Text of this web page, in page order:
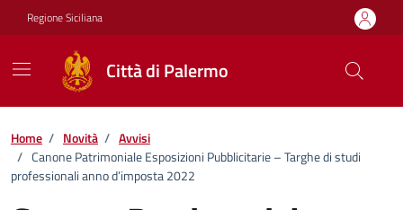
Vai ai contenuti
Vai al footer
Regione Siciliana
Città di Palermo
Home / Novità / Avvisi
/ Canone Patrimoniale Esposizioni Pubblicitarie – Targhe di studi
professionali anno d’imposta 2022